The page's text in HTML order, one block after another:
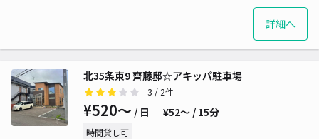
詳細へ
北35条東9 齊藤邸☆アキッパ駐車場
3 / 2件
¥520〜 / 日 ¥52〜 / 15分
時間貸し可